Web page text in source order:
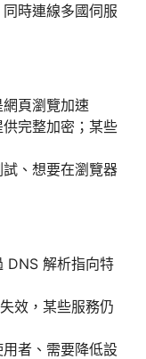
時連線多國伺服
頁瀏覽加速
完整加密；某些
、想要在瀏覽器
DNS 解析指向特
效，某些服務仍
者、需要降低設